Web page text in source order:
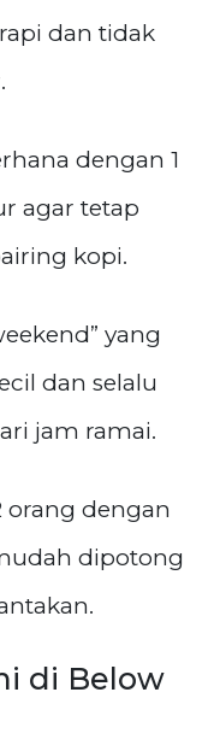
dan tidak
dengan 1
agar tetap
kopi.
yang
dan selalu
jam ramai.
dengan
dipotong
di Below